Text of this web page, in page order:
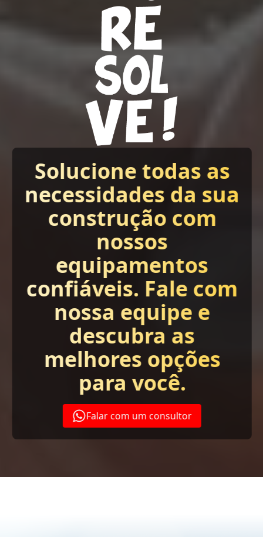
Solucione todas as
necessidades da sua
construção com
nossos
equipamentos
confiáveis. Fale com
nossa equipe e
descubra as
melhores opções
para você.
Falar com um consultor